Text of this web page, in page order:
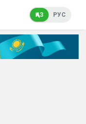
ҚАЗ РУС